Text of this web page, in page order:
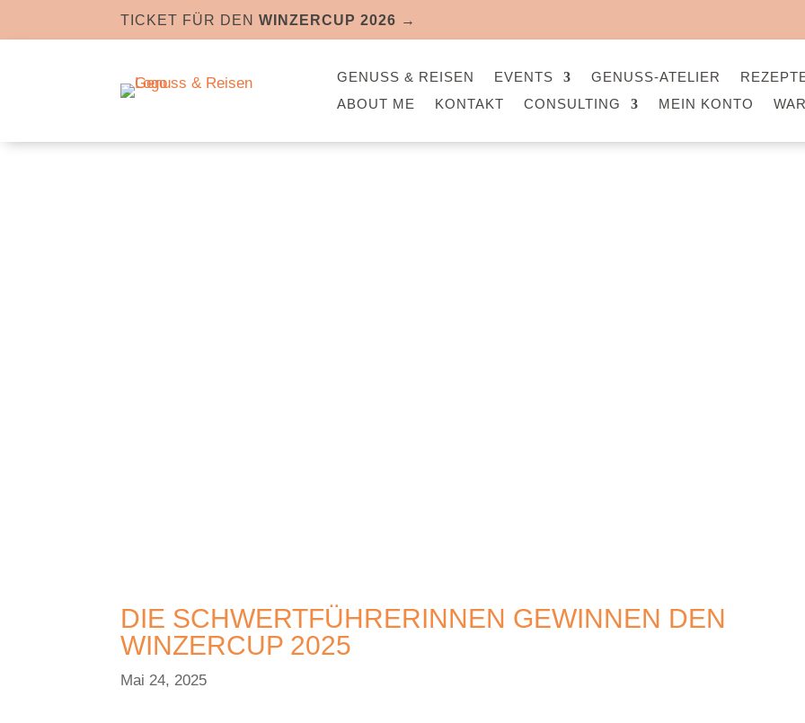
TICKET FÜR DENWINZERCUP 2026 →
GENUSS & REISEN EVENTS GENUSS-ATELIER
ABOUT ME
KONTAKT CONSULTING MEIN KONTO
DIE SCHWERTFÜHRERINNEN GEWINNEN DEN
WINZERCUP 2025
Mai 24, 2025